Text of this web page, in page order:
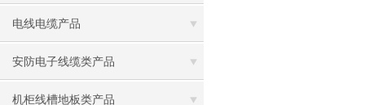
电线电缆产品
安防电子线缆类产品
机柜线槽地板类产品